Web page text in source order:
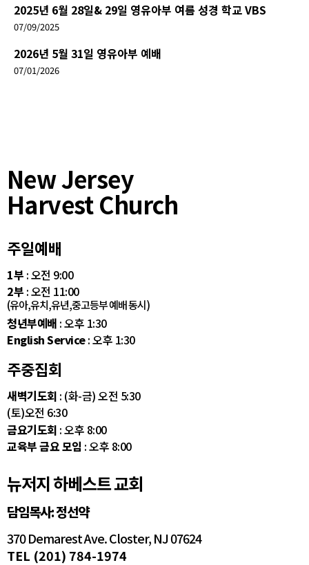
2025년 6월 28일& 29일 영유아부 여름 성경 학교 VBS
07/09/2025
2026년 5월 31일 영유아부 예배
07/01/2026
New Jersey
Harvest Church
주일예배
1부 : 오전 9:00
2부 : 오전 11:00
(유아,유치,유년,중고등부 예배 동시)
청년부예배 : 오후 1:30
English Service: 오후 1:30
주중집회
새벽기도회 : (화-금) 오전 5:30
(토)오전 6:30
금요기도회 : 오후 8:00
교육부 금요 모임 : 오후 8:00
뉴저지 하베스트 교회
담임목사: 정선약
370 Demarest Ave. Closter, NJ 07624
TEL (201) 784-1974